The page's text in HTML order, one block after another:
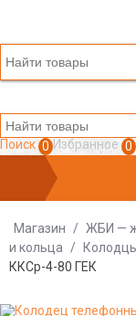
+7
Поиск 0 Избранное 0
Магазин / ЖБИ —
и кольца
/
ККСр-4-80 ГЕК